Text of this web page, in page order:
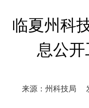
临夏州科
息公
来源：州科技局